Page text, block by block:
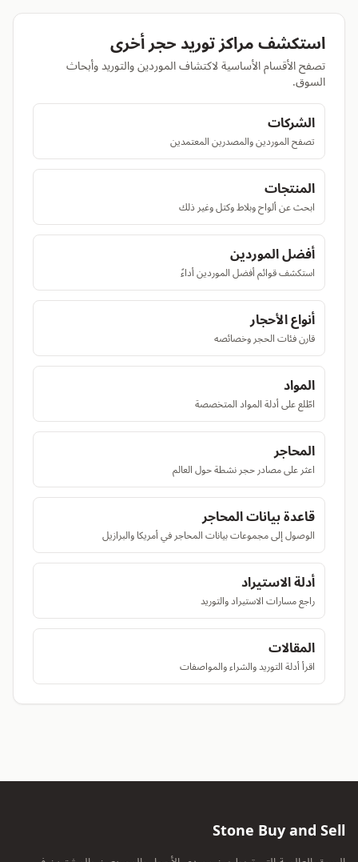
استكشف مراكز توريد حجر أخرى
تصفح الأقسام الأساسية لاكتشاف الموردين والتوريد وأبحاث
السوق.
الشركات
تصفح الموردين والمصدرين المعتمدين
المنتجات
ابحث عن ألواح وبلاط وكتل وغير ذلك
أفضل الموردين
استكشف قوائم أفضل الموردين أداءً
أنواع الأحجار
قارن فئات الحجر وخصائصه
المواد
اطّلع على أدلة المواد المتخصصة
المحاجر
اعثر على مصادر حجر نشطة حول العالم
قاعدة بيانات المحاجر
الوصول إلى مجموعات بيانات المحاجر في أمريكا والبرازيل
أدلة الاستيراد
راجع مسارات الاستيراد والتوريد
المقالات
اقرأ أدلة التوريد والشراء والمواصفات
Stone Buy and Sell